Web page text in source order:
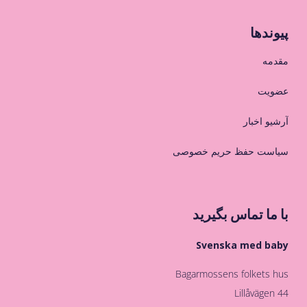
پیوندها
مقدمه
عضویت
آرشیو اخبار
سیاست حفظ حریم خصوصی
با ما تماس بگیرید
Svenska med baby
Bagarmossens folkets hus
Lillåvägen 44